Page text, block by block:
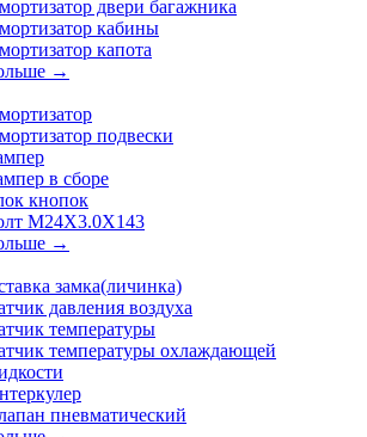
двери багажника
кабины
капота
→
подвески
в сборе
кнопок
M24X3.0X143
→
замка(личинка)
давления воздуха
температуры
температуры охлаждающей
пневматический